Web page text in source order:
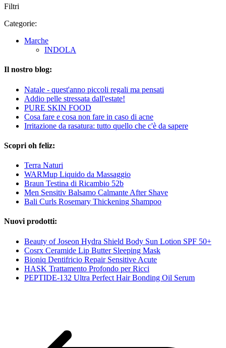
Filtri
Categorie:
Marche
INDOLA
Il nostro blog:
Natale - quest'anno piccoli regali ma pensati
Addio pelle stressata dall'estate!
PURE SKIN FOOD
Cosa fare e cosa non fare in caso di acne
Irritazione da rasatura: tutto quello che c'è da sapere
Scopri oh feliz:
Terra Naturi
WARMup Liquido da Massaggio
Braun Testina di Ricambio 52b
Men Sensitiv Balsamo Calmante After Shave
Bali Curls Rosemary Thickening Shampoo
Nuovi prodotti:
Beauty of Joseon Hydra Shield Body Sun Lotion SPF 50+
Cosrx Ceramide Lip Butter Sleeping Mask
Bioniq Dentifricio Repair Sensitive Acute
HASK Trattamento Profondo per Ricci
PEPTIDE-132 Ultra Perfect Hair Bonding Oil Serum